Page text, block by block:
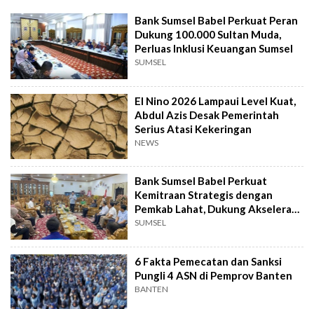
Bank Sumsel Babel Perkuat Peran
Dukung 100.000 Sultan Muda,
Perluas Inklusi Keuangan Sumsel
SUMSEL
El Nino 2026 Lampaui Level Kuat,
Abdul Azis Desak Pemerintah
Serius Atasi Kekeringan
NEWS
Bank Sumsel Babel Perkuat
Kemitraan Strategis dengan
Pemkab Lahat, Dukung Akselerasi
Ekonomi Daerah
SUMSEL
6 Fakta Pemecatan dan Sanksi
Pungli 4 ASN di Pemprov Banten
BANTEN